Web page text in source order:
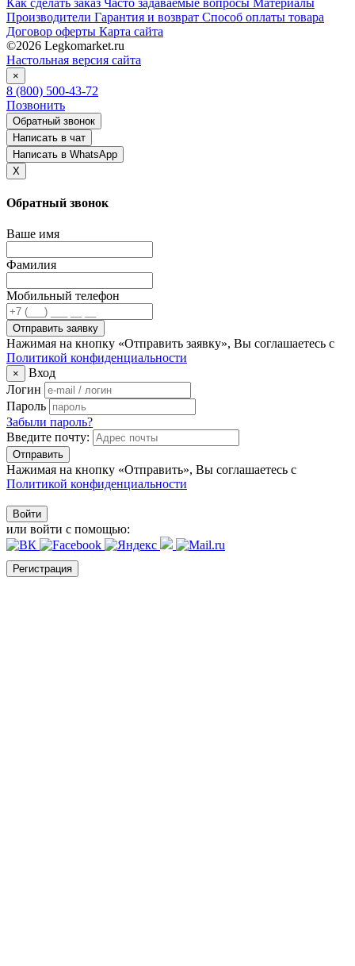
Производители Гарантия и возврат Способ оплаты товара
Договор оферты Карта сайта
©2026 Legkomarket.ru
Настольная версия сайта
×
8 (800) 500-43-72
Позвонить
Обратный звонок
Написать в чат
Написать в WhatsApp
X
Обратный звонок
Ваше имя
Фамилия
Мобильный телефон
Нажимая на кнопку «Отправить заявку», Вы соглашаетесь с
Политикой конфиденциальности
×
Вход
Логин
Пароль
Забыли пароль?
Введите почту:
Отправить
Нажимая на кнопку «Отправить», Вы соглашаетесь с
Политикой конфиденциальности
Войти
или войти с помощью:
Регистрация